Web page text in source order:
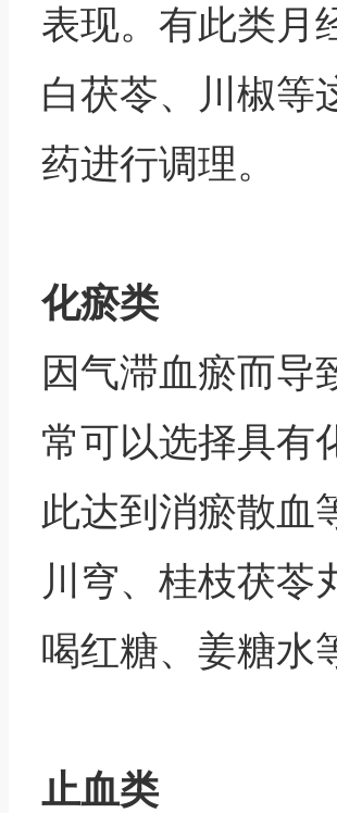
表现。有此类月
白茯苓、川椒等
药进行调理。
化瘀类
因气滞血瘀而导
常可以选择具有
此达到消瘀散血
川穹、桂枝茯苓
喝红糖、姜糖水
止血类